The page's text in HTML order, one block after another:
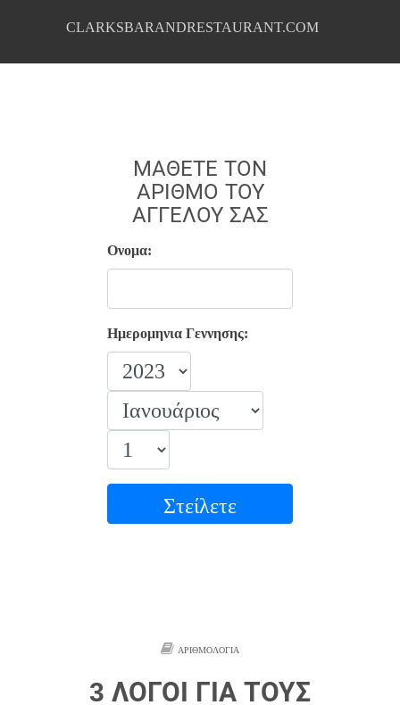
CLARKSBARANDRESTAURANT.COM
ΜΆΘΕΤΕ ΤΟΝ
ΑΡΙΘΜΌ ΤΟΥ
ΑΓΓΈΛΟΥ ΣΑΣ
Ονομα:
Ημερομηνια Γεννησης:
Στείλετε
ΑΡΙΘΜΟΛΟΓΊΑ
3 ΛΌΓΟΙ ΓΙΑ ΤΟΥΣ